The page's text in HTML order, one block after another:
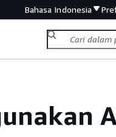
Bahasa Indonesia